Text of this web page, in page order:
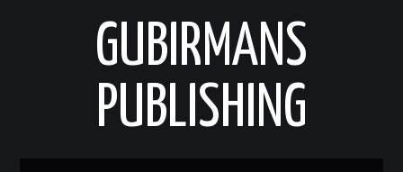
GUBIRMANS
PUBLISHING